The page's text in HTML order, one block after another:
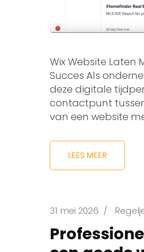
Wix Website Laten
Succes Als
deze digitale
contactpunt
van een website
LEES MEER
31 mei 2026 /